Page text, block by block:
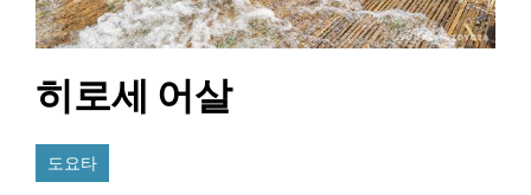
히로세 어살
도요타